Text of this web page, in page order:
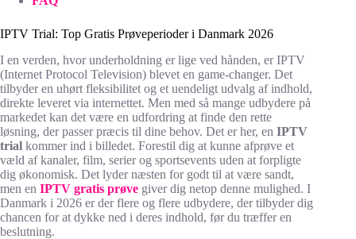
IPTV Trial: Top Gratis Prøveperioder i Danmark 2026
I en verden, hvor underholdning er lige ved hånden, er IPTV
(Internet Protocol Television) blevet en game-changer. Det
tilbyder en uhørt fleksibilitet og et uendeligt udvalg af indhold,
direkte leveret via internettet. Men med så mange udbydere på
markedet kan det være en udfordring at finde den rette
løsning, der passer præcis til dine behov. Det er her, en IPTV
trial kommer ind i billedet. Forestil dig at kunne afprøve et
væld af kanaler, film, serier og sportsevents uden at forpligte
dig økonomisk. Det lyder næsten for godt til at være sandt,
men en IPTV gratis prøve giver dig netop denne mulighed. I
Danmark i 2026 er der flere og flere udbydere, der tilbyder dig
chancen for at dykke ned i deres indhold, før du træffer en
beslutning.